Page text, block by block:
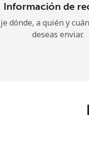
Información de
dónde, a quién y
deseas enviar.